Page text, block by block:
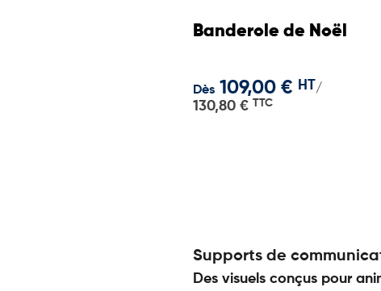
Banderole de Noël
Dès 109,00 € HT/
130,80 € TTC
Supports de
Des visuels conçus pour